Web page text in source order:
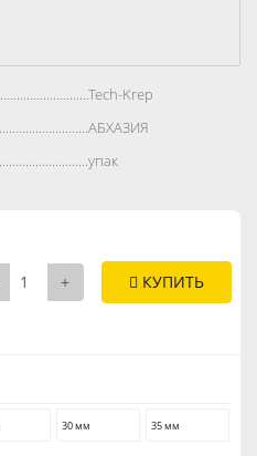
Tech-Krep
АБХАЗИЯ
упак
+ КУПИТЬ
30 мм 35 мм